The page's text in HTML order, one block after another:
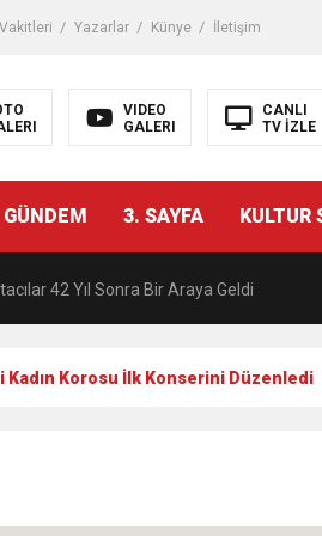
Yazarlar Künye İletişim
VIDEO
GALERI
CANLI
TV İZLE
3. SAYFA KULTUR
Tanıdığı İsim: Abdulrezak Kaldan
42 Yıl Sonra Bir Araya Geldi
Kadın Korosu İlk Konserini Düzenledi